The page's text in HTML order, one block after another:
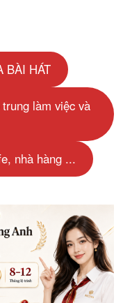
BÀI HÁT
làm việc và
nhà hàng ...